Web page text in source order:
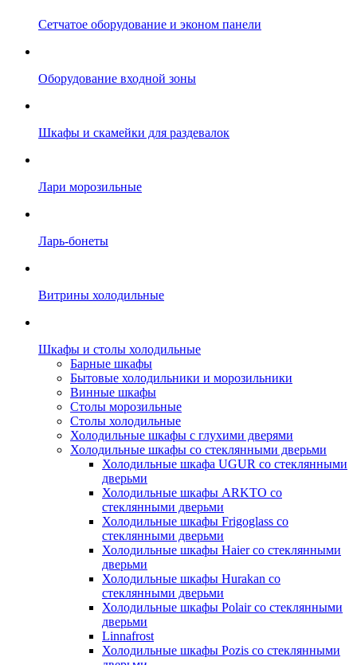
Сетчатое оборудование и эконом панели
Оборудование входной зоны
Шкафы и скамейки для раздевалок
Лари морозильные
Ларь-бонеты
Витрины холодильные
Шкафы и столы холодильные
Барные шкафы
Бытовые холодильники и морозильники
Винные шкафы
Столы морозильные
Столы холодильные
Холодильные шкафы с глухими дверями
Холодильные шкафы со стеклянными дверьми
Холодильные шкафа UGUR со стеклянными
дверьми
Холодильные шкафы ARKTO со
стеклянными дверьми
Холодильные шкафы Frigoglass со
стеклянными дверьми
Холодильные шкафы Haier со стеклянными
дверьми
Холодильные шкафы Hurakan со
стеклянными дверьми
Холодильные шкафы Polair со стеклянными
дверьми
Linnafrost
Холодильные шкафы Pozis со стеклянными